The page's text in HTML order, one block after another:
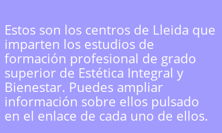
Estos son los centros de Lleida que
imparten los estudios de
formación profesional de grado
superior de Estética Integral y
Bienestar. Puedes ampliar
información sobre ellos pulsado
en el enlace de cada uno de ellos.